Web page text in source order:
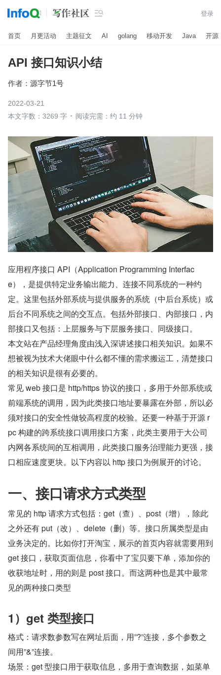
 登录
首页 月更活动 主题征文 AI golang 移动开发 Java 开源
API 接口知识小结
作者： 源字节1号
2022-03-21
本文字数：3269 字
阅读完需：约 11 分钟
应用程序接口 API（Application Programming Interfac
e），是提供特定业务输出能力、连接不同系统的一种约
定。这里包括外部系统与提供服务的系统（中后台系统）或
后台不同系统之间的交互点。包括外部接口、内部接口，内
部接口又包括：上层服务与下层服务接口、同级接口。
本文站在产品经理角度由浅入深讲述接口相关知识。如果不
想被视为技术大佬眼中什么都不懂的需求搬运工，清楚接口
的相关知识是很有必要的。
常见 web 接口是 http/https 协议的接口，多用于外部系统或
前端系统的调用，因为此类接口地址要暴露在外部，所以必
须对接口的安全性做较高程度的校验。还要一种基于开源 r
pc 构建的跨系统接口调用接口方案，此类主要用于大公司
内网各系统间的互相调用，此类接口服务治理能力更强，接
口相应速度更块。以下内容以 http 接口为例展开的讨论。
一、接口请求方式类型
常见的 http 请求方式包括：get（查）、post（增），除此
之外还有 put（改）、delete（删）等。接口所属类型是由
业务决定的。比如你打开淘宝，展示的首页内容就需要用到
get 接口，获取页面信息，你看中了宝贝要下单，添加你的
收获地址时，用的则是 post 接口。而这两种也是其中最常
见的两种接口类型
1）get 类型接口
格式：请求数参数写在网址后面，用”?”连接，多个参数之
间用”&”连接。
场景：get 型接口用于获取信息，多用于查询数据，如菜单